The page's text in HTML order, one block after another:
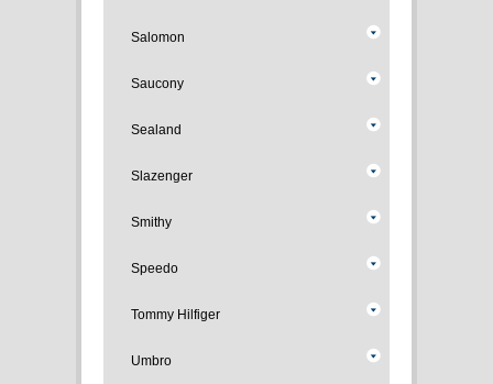
Salomon
Saucony
Sealand
Slazenger
Smithy
Speedo
Tommy Hilfiger
Umbro